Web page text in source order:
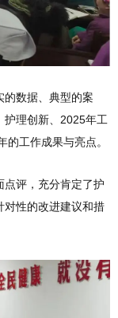
的数据、典型的案
护理创新、2025年工
工作成果与亮点。
评，充分肯定了护
对性的改进建议和措